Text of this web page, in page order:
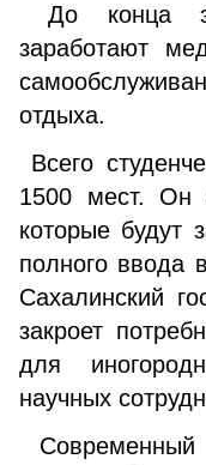
До конца
заработают
отдыха.
Всего
1500 мест. Он
которые будут
полного ввода
Сахалинский
закроет
для
научных
Современный